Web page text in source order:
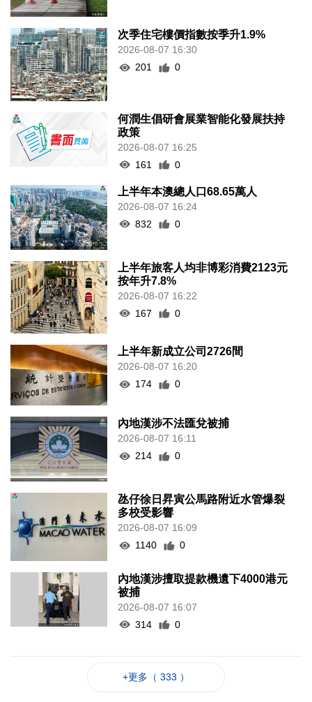
次季住宅樓價指數按季升1.9%
2026-08-07 16:30
201
0
何潤生倡研會展業智能化發展扶持
政策
2026-08-07 16:25
161
0
上半年本澳總人口68.65萬人
2026-08-07 16:24
832
0
上半年旅客人均非博彩消費2123元
按年升7.8%
2026-08-07 16:22
167
0
上半年新成立公司2726間
2026-08-07 16:20
174
0
內地漢涉不法匯兌被捕
2026-08-07 16:11
214
0
氹仔徐日昇寅公馬路附近水管爆裂
多校受影響
2026-08-07 16:09
1140
0
內地漢涉擅取提款機遺下4000港元
被捕
2026-08-07 16:07
314
0
+更多（ 333 ）